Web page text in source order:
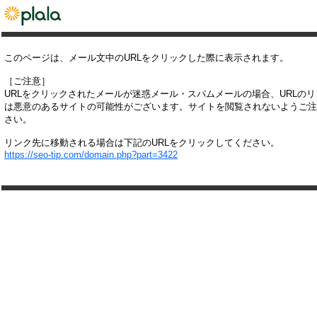
このページは、メール文中のURLをクリックした際に表示されます。
［ご注意］
URLをクリックされたメールが迷惑メール・スパムメールの場合、URLの
は悪意のあるサイトの可能性がございます。サイトを閲覧されないようご
さい。
リンク先に移動される場合は下記のURLをクリックしてください。
https://seo-tip.com/domain.php?part=3422